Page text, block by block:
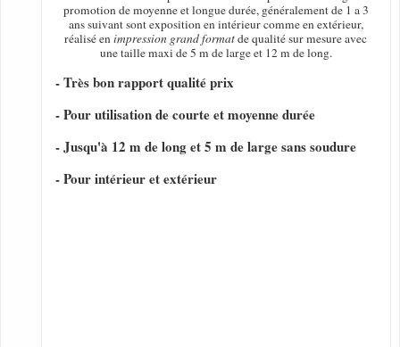
promotion de moyenne et longue durée, généralement de 1 a 3
ans suivant sont exposition en intérieur comme en extérieur,
réalisé enimpression grand formatde qualité sur mesure avec
une taille maxi de 5 m de large et 12 m de long.
- Très bon rapport qualité prix
- Pour utilisation de courte et moyenne durée
- Jusqu'à 12 m de long et 5 m de large sans soudure
- Pour intérieur et extérieur